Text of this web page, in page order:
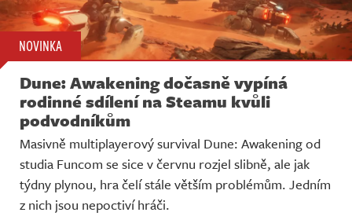
NOVINKA
Dune: Awakening dočasně vypíná
rodinné sdílení na Steamu kvůli
podvodníkům
Masivně multiplayerový survival Dune: Awakening od
studia Funcom se sice v červnu rozjel slibně, ale jak
týdny plynou, hra čelí stále větším problémům. Jedním
z nich jsou nepoctiví hráči.